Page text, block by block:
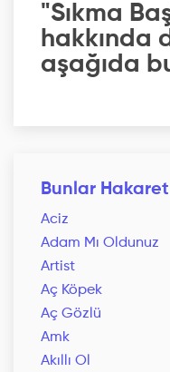
"Sıkma
hakkında
aşağıda
Bunlar Hakaret
Aciz
Adam Mı Oldunuz
Artist
Aç Köpek
Aç Gözlü
Amk
Akıllı Ol